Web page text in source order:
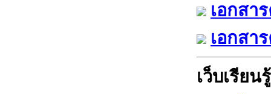
เอกสา
เอกสา
เว็บเรียนรู้